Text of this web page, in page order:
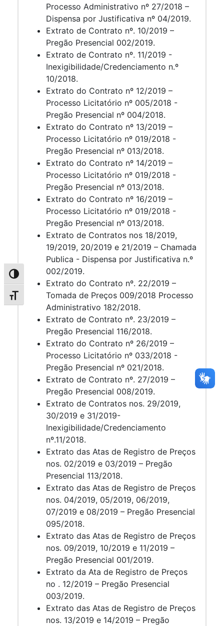
Alternar alto contraste
Alternar tamanho da fonte
Processo Administrativo nº 27/2018 –
Dispensa por Justificativa nº 04/2019.
Extrato de Contrato nº. 10/2019 –
Pregão Presencial 002/2019.
Extrato de Contrato nº. 11/2019 -
Inexigibilidade/Credenciamento n.º
10/2018.
Extrato do Contrato nº 12/2019 –
Processo Licitatório nº 005/2018 -
Pregão Presencial nº 004/2018.
Extrato do Contrato nº 13/2019 –
Processo Licitatório nº 019/2018 -
Pregão Presencial nº 013/2018.
Extrato do Contrato nº 14/2019 –
Processo Licitatório nº 019/2018 -
Pregão Presencial nº 013/2018.
Extrato do Contrato nº 16/2019 –
Processo Licitatório nº 019/2018 -
Pregão Presencial nº 013/2018.
Extrato de Contratos nos 18/2019,
19/2019, 20/2019 e 21/2019 – Chamada
Publica - Dispensa por Justificativa n.º
002/2019.
Extrato do Contrato nº. 22/2019 –
Tomada de Preços 009/2018 Processo
Administrativo 182/2018.
Extrato de Contrato nº. 23/2019 –
Pregão Presencial 116/2018.
Extrato do Contrato nº 26/2019 –
Processo Licitatório nº 033/2018 -
Pregão Presencial nº 021/2018.
Extrato de Contrato nº. 27/2019 –
Pregão Presencial 008/2019.
Extrato de Contratos nos. 29/2019,
30/2019 e 31/2019-
Inexigibilidade/Credenciamento
nº.11/2018.
Extrato das Atas de Registro de Preços
nos. 02/2019 e 03/2019 – Pregão
Presencial 113/2018.
Extrato das Atas de Registro de Preços
nos. 04/2019, 05/2019, 06/2019,
07/2019 e 08/2019 – Pregão Presencial
095/2018.
Extrato das Atas de Registro de Preços
nos. 09/2019, 10/2019 e 11/2019 –
Pregão Presencial 001/2019.
Extrato da Ata de Registro de Preços
no . 12/2019 – Pregão Presencial
003/2019.
Extrato das Atas de Registro de Preços
nos. 13/2019 e 14/2019 – Pregão